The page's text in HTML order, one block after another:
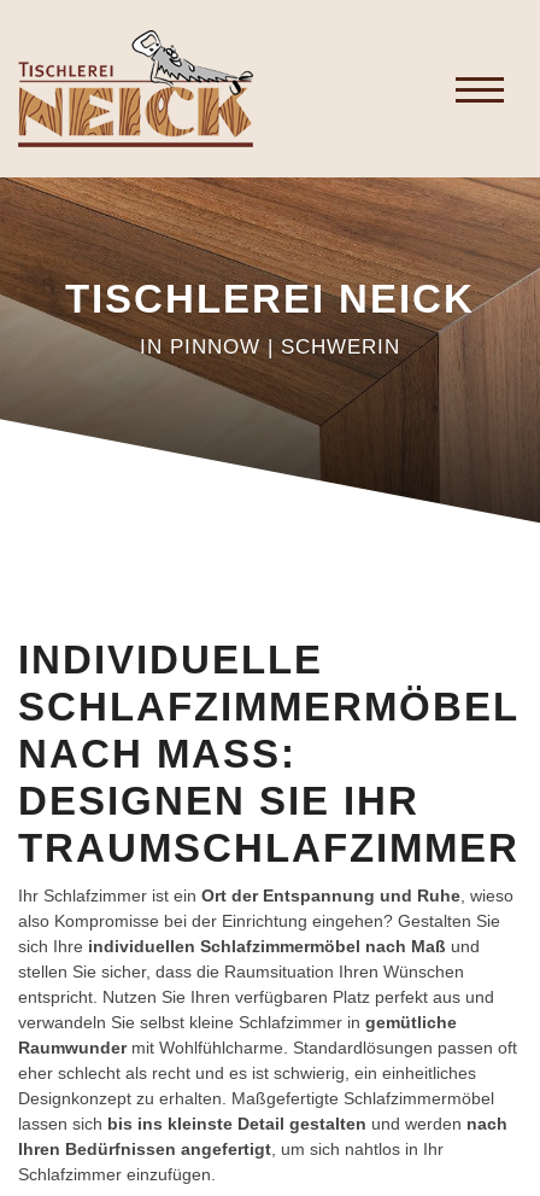
TISCHLEREI NEICK
IN PINNOW | SCHWERIN
INDIVIDUELLE
SCHLAFZIMMERMÖBEL
NACH MASS: D
ESIGNEN SIE IHR T
RAUMSCHLAFZIMMER
Ihr Schlafzimmer ist ein Ort der Entspannung und Ruhe , wieso
also Kompromisse bei der Einrichtung eingehen? Gestalten Sie
sich Ihre individuellen Schlafzimmermöbel nach Maß und
stellen Sie sicher, dass die Raumsituation Ihren Wünschen
entspricht. Nutzen Sie Ihren verfügbaren Platz perfekt aus und
verwandeln Sie selbst kleine Schlafzimmer in gemütliche
Raumwundermit Wohlfühlcharme. Standardlösungen passen oft
eher schlecht als recht und es ist schwierig, ein einheitliches
Designkonzept zu erhalten. Maßgefertigte Schlafzimmermöbel
lassen sich bis ins kleinste Detail gestalten und werden nach
Ihren Bedürfnissen angefertigt , um sich nahtlos in Ihr
Schlafzimmer einzufügen.